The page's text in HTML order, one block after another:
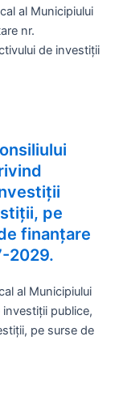
al Municipiului
nr.
de investiții
pe
finanțare
2029.
al Municipiului
publice,
pe surse de